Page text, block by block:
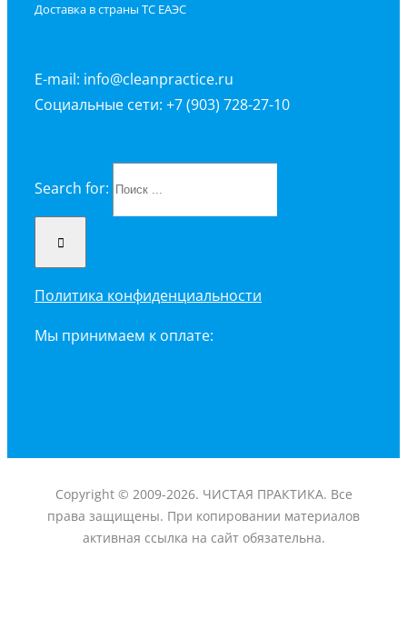
Доставка в страны ТС ЕАЭС
E-mail: info@cleanpractice.ru
Социальные сети: +7 (903) 728-27-10
Search for:
Политика конфиденциальности
Мы принимаем к оплате:
Copyright © 2009-2026. ЧИСТАЯ ПРАКТИКА. Все
права защищены. При копировании материалов
активная ссылка на сайт обязательна.